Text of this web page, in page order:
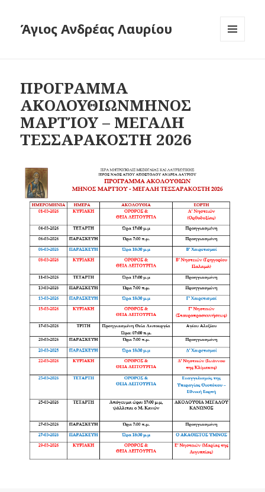
Άγιος Ανδρέας Λαυρίου
ΠΡΟΓΡΑΜΜΑ
ΑΚΟΛΟΥΘΙΩΝΜΗΝΟΣ
ΜΑΡΤΊΟΥ – ΜΕΓΑΛΗ
ΤΕΣΣΑΡΑΚΟΣΤΗ 2026